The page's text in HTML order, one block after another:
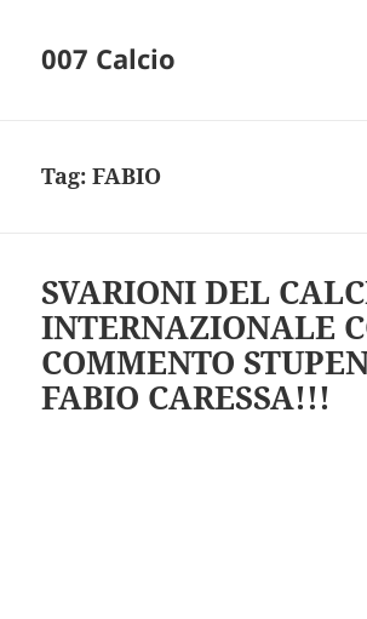
007 Calcio
Tag:FABIO
SVARIONI DEL
INTERNAZIONALE
COMMENTO
FABIO CARESSA!!!